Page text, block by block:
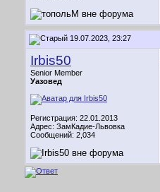
19.07.2023, 23:27
Irbis50
Senior Member
Уазовед
Регистрация: 22.01.2013
Адрес: ЗамКадие-Львовка
Сообщений: 2,034